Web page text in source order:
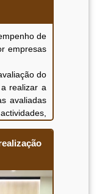
de
empresas
do
realizar a
avaliadas
a cada
internas,
a
projectos